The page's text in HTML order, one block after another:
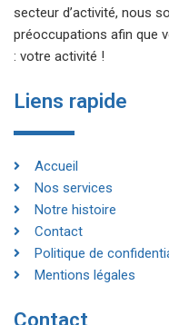
secteur d’activité, nous
préoccupations afin que
: votre activité !
Liens rapide
Accueil
Nos services
Notre histoire
Contact
Politique de
Mentions légales
Contact